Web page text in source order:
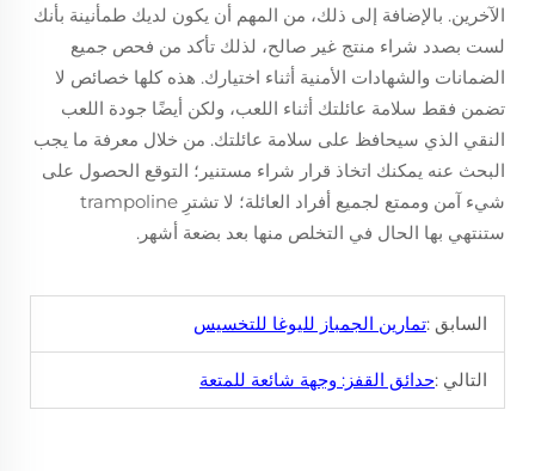
الآخرين. بالإضافة إلى ذلك، من المهم أن يكون لديك طمأنينة بأنك
لست بصدد شراء منتج غير صالح، لذلك تأكد من فحص جميع
الضمانات والشهادات الأمنية أثناء اختيارك. هذه كلها خصائص لا
تضمن فقط سلامة عائلتك أثناء اللعب، ولكن أيضًا جودة اللعب
النقي الذي سيحافظ على سلامة عائلتك. من خلال معرفة ما يجب
البحث عنه يمكنك اتخاذ قرار شراء مستنير؛ التوقع الحصول على
شيء آمن وممتع لجميع أفراد العائلة؛ لا تشترِ trampoline
ستنتهي بها الحال في التخلص منها بعد بضعة أشهر.
السابق :تمارين الجمباز لليوغا للتخسيس
التالي :حدائق القفز: وجهة شائعة للمتعة